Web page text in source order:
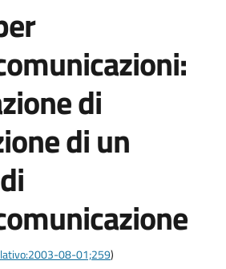
di
di un
08-01;259)